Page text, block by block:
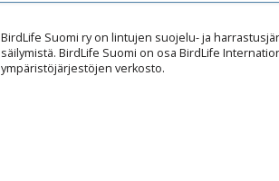
BirdLife Suomi ry on lintujen suojelu- ja
säilymistä. BirdLife Suomi on osa BirdLife
ympäristöjärjestöjen verkosto.